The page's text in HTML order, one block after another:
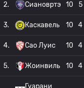
2. Сиановртэ 10 5
3. Каскавель 10 4
4. Сао Луис 10 4
5. Жоинвиль 10 4
Гуарани